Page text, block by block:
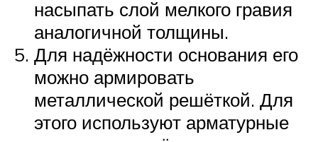
насыпать слой мелкого гравия
аналогичной толщины.
Для надёжности основания его
можно армировать
металлической решёткой. Для
этого используют арматурные